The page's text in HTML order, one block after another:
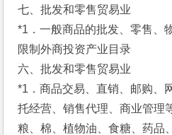
七、批发和零售贸易业
*1．一般商品的批发、零售、
限制外商投资产业目录
六、批发和零售贸易业
*1．商品交易、直销、邮购、
托经营、销售代理、商业管理
粮、棉、植物油、食糖、药品